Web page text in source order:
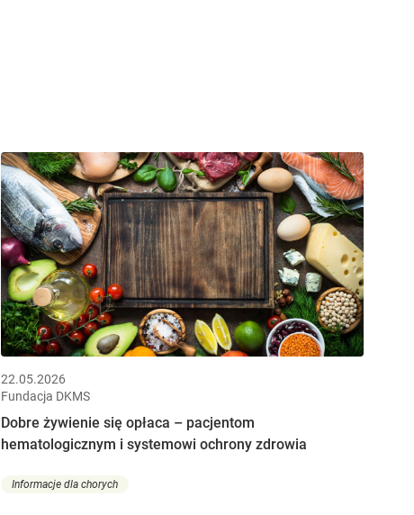
22.05.2026
Fundacja DKMS
Dobre żywienie się opłaca – pacjentom
hematologicznym i systemowi ochrony zdrowia
Informacje dla chorych